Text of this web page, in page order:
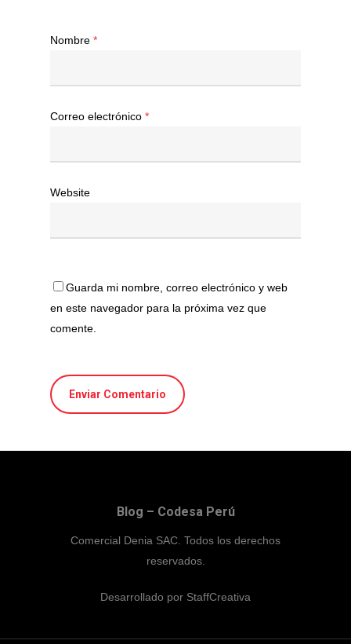
Nombre *
Correo electrónico *
Website
Guarda mi nombre, correo electrónico y web
en este navegador para la próxima vez que
comente.
Blog – Codesa Perú
Comercial Denia SAC. Todos los derechos
reservados.
Desarrollado por StaffCreativa